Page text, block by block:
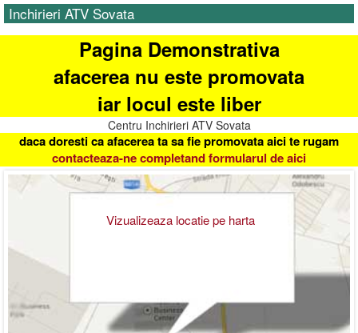
Inchirieri ATV Sovata
Pagina Demonstrativa
afacerea nu este promovata
iar locul este liber
Centru Inchirieri ATV Sovata
daca doresti ca afacerea ta sa fie promovata aici te rugam
contacteaza-ne completand formularul de aici
Vizualizeaza locatie pe harta